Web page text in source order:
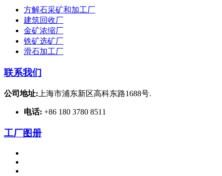
方解石采矿和加工厂
建筑回收厂
金矿浓缩厂
铁矿选矿厂
滑石加工厂
联系我们
公司地址: 上海市浦东新区高科东路1688号.
电话: +86 180 3780 8511
工厂图册